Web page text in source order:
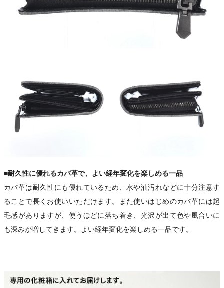
■耐久性に優れるカバ革で、よい経年変化を楽しめる一品
カバ革は耐久性にも優れているため、水や油汚れなどに十分注意す
ることで長くお使いいただけます。また使いはじめのカバ革には起
毛感がありますが、使うほどに落ち着き、光沢が出て色や風合いに
も深みが増してきます。よい経年変化を楽しめる一品です。